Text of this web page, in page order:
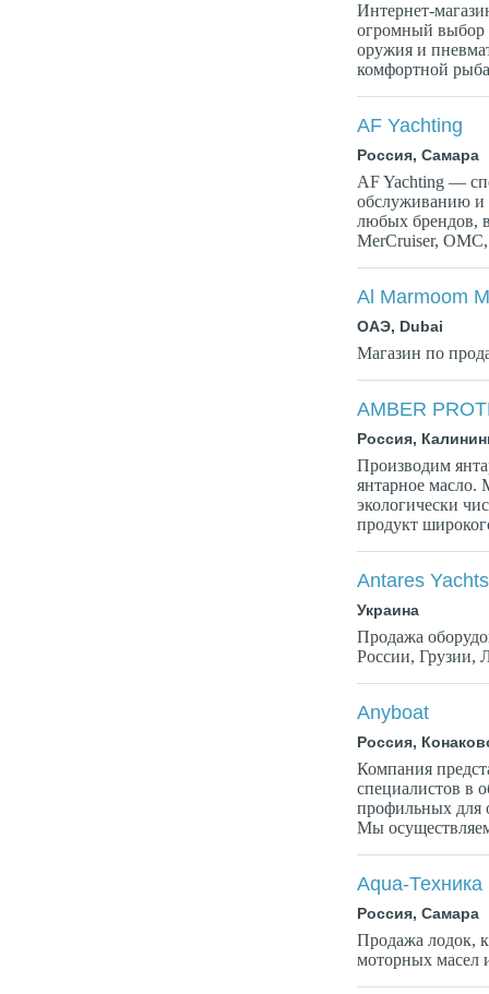
Интернет-
огромный выбор
оружия и
комфортной
AF Yachting
Россия, Самара
AF Yachting —
обслуживанию и
любых брендов,
MerCruiser,
Al Marmoom
ОАЭ, Dubai
Магазин по
AMBER
Россия,
Производим
янтарное
экологически
продукт
Antares Yachts
Украина
Продажа
России, Грузии,
Anyboat
Россия,
Компания
специалистов в
профильных для
Мы
Aqua-Техника
Россия, Самара
Продажа лодок,
моторных масел